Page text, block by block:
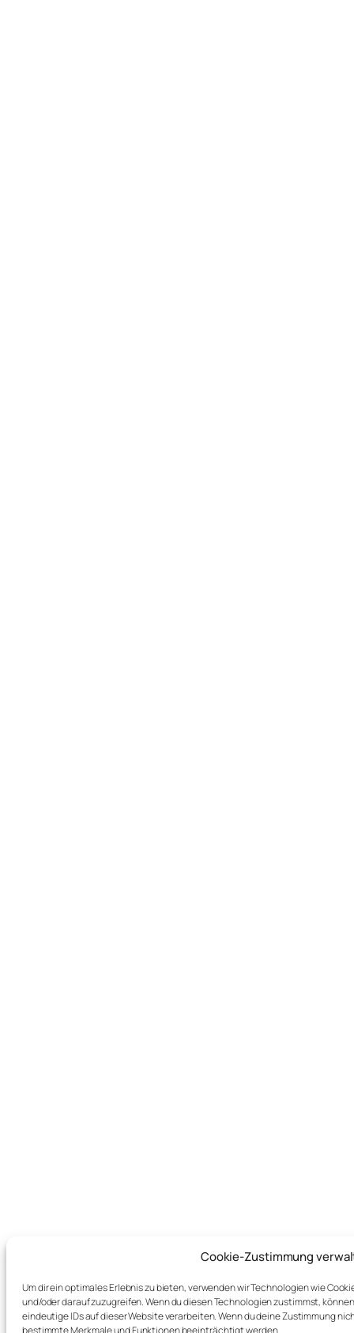
Cookie-Zustimmung
Um dir ein optimales Erlebnis zu bieten, verwenden wir Technologien wie
und/oder darauf zuzugreifen. Wenn du diesen Technologien zustimmst,
eindeutige IDs auf dieser Website verarbeiten. Wenn du deine Zustimmung
bestimmte Merkmale und Funktionen beeinträchtigt werden.